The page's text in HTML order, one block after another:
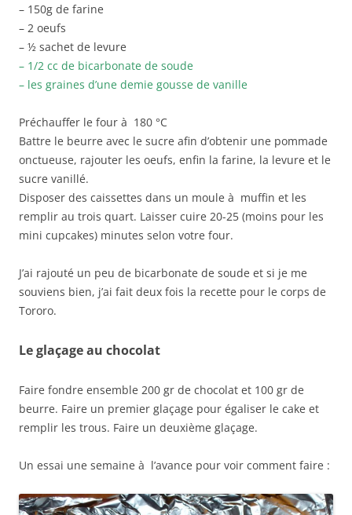
– 150g de farine
– 2 oeufs
– ½ sachet de levure
– 1/2 cc de bicarbonate de soude
– les graines d’une demie gousse de vanille
Préchauffer le four à 180 °C
Battre le beurre avec le sucre afin d’obtenir une pommade
onctueuse, rajouter les oeufs, enfin la farine, la levure et le
sucre vanillé.
Disposer des caissettes dans un moule à muffin et les
remplir au trois quart. Laisser cuire 20-25 (moins pour les
mini cupcakes) minutes selon votre four.
J’ai rajouté un peu de bicarbonate de soude et si je me
souviens bien, j’ai fait deux fois la recette pour le corps de
Tororo.
Le glaçage au chocolat
Faire fondre ensemble 200 gr de chocolat et 100 gr de
beurre. Faire un premier glaçage pour égaliser le cake et
remplir les trous. Faire un deuxième glaçage.
Un essai une semaine à l’avance pour voir comment faire :